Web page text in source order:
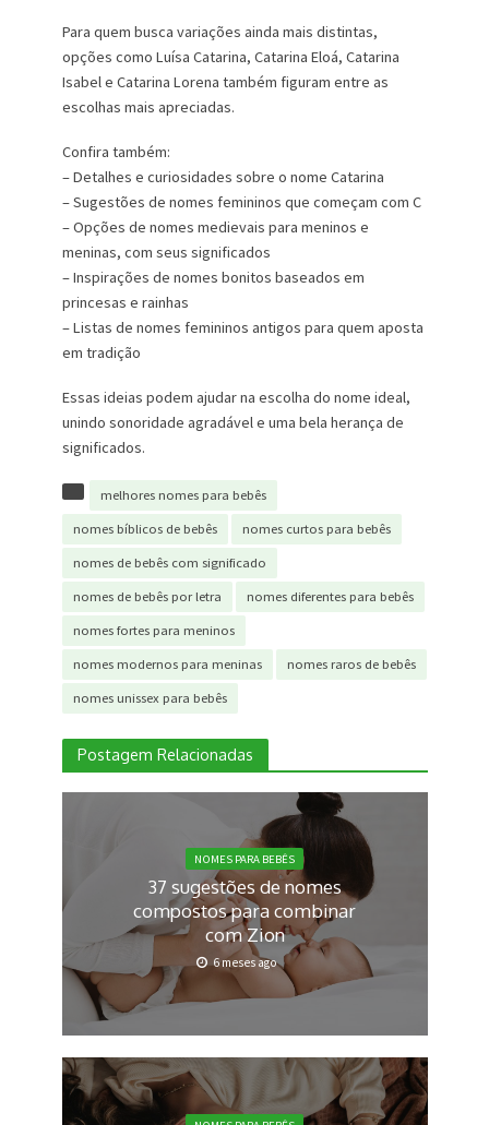
Para quem busca variações ainda mais distintas,
opções como Luísa Catarina, Catarina Eloá, Catarina
Isabel e Catarina Lorena também figuram entre as
escolhas mais apreciadas.
Confira também:
– Detalhes e curiosidades sobre o nome Catarina
– Sugestões de nomes femininos que começam com C
– Opções de nomes medievais para meninos e
meninas, com seus significados
– Inspirações de nomes bonitos baseados em
princesas e rainhas
– Listas de nomes femininos antigos para quem aposta
em tradição
Essas ideias podem ajudar na escolha do nome ideal,
unindo sonoridade agradável e uma bela herança de
significados.
melhores nomes para bebês
nomes bíblicos de bebês nomes curtos para bebês
nomes de bebês com significado
nomes de bebês por letra nomes diferentes para bebês
nomes fortes para meninos
nomes modernos para meninas nomes raros de bebês
nomes unissex para bebês
Postagem Relacionadas
NOMES PARA BEBÊS
37 sugestões de nomes
compostos para combinar
com Zion
6 meses ago